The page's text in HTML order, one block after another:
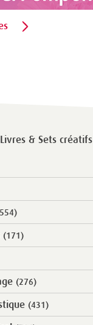
Livres & Sets créatifs
(171)
(276)
(431)